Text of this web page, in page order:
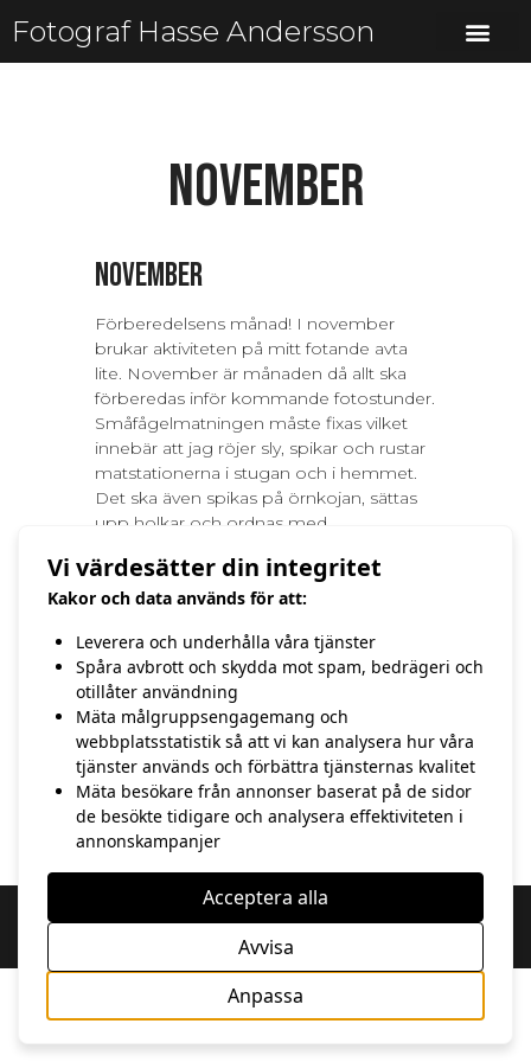
Fotograf Hasse Andersson
November
November
Förberedelsens månad! I november
brukar aktiviteten på mitt fotande avta
lite. November är månaden då allt ska
förberedas inför kommande fotostunder.
Småfågelmatningen måste fixas vilket
innebär att jag röjer sly, spikar och rustar
matstationerna i stugan och i hemmet.
Det ska även spikas på örnkojan, sättas
upp holkar och ordnas med
November är månaden då allt ska
förberedas inför vintern. En rolig månad.
/Hasse
FÖREGÅENDE
31:a oktober
NÄSTA
12:e november
Copyright 2020 hasse Andersson | Webbdesign av 100 Procent IT &
Kommunikation
Vi värdesätter din integritet
Kakor och data används för att:
Leverera och underhålla våra tjänster
Spåra avbrott och skydda mot spam, bedrägeri och
otillåter användning
Mäta målgruppsengagemang och
webbplatsstatistik så att vi kan analysera hur våra
tjänster används och förbättra tjänsternas kvalitet
Mäta besökare från annonser baserat på de sidor
de besökte tidigare och analysera effektiviteten i
annonskampanjer
Anpassa
Avvisa
Acceptera alla